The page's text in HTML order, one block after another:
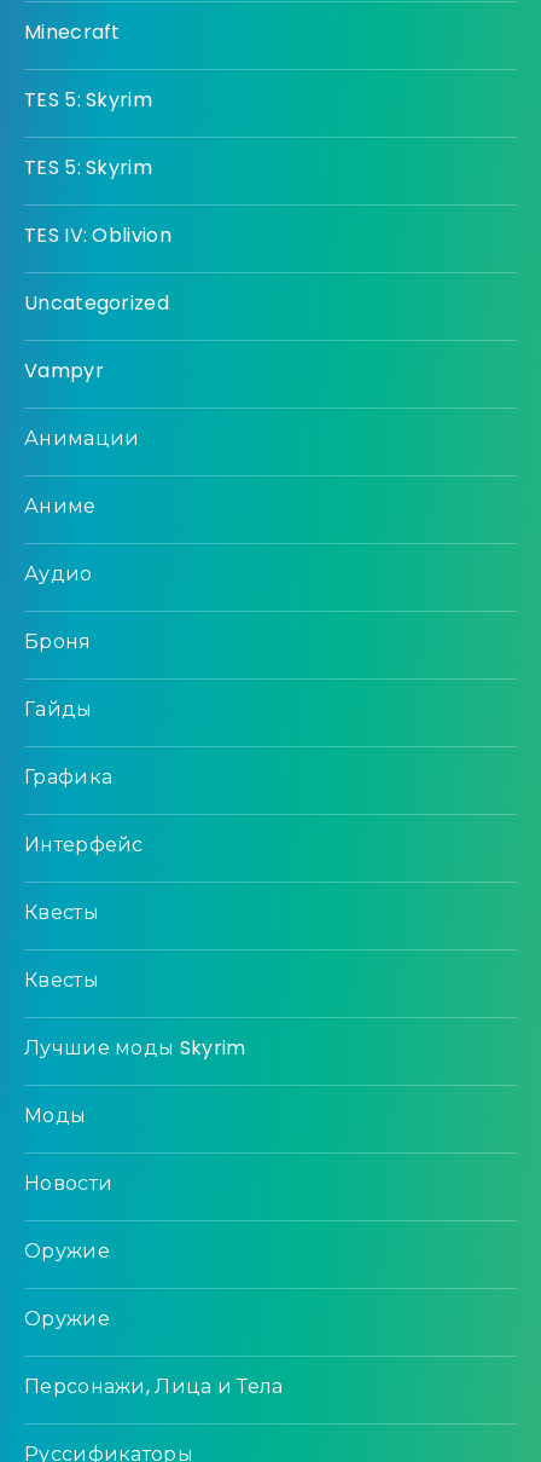
Minecraft
TES 5: Skyrim
TES 5: Skyrim
TES IV: Oblivion
Uncategorized
Vampyr
Анимации
Аниме
Аудио
Броня
Гайды
Графика
Интерфейс
Квесты
Квесты
Лучшие моды Skyrim
Моды
Новости
Оружие
Оружие
Персонажи, Лица и Тела
Руссификаторы